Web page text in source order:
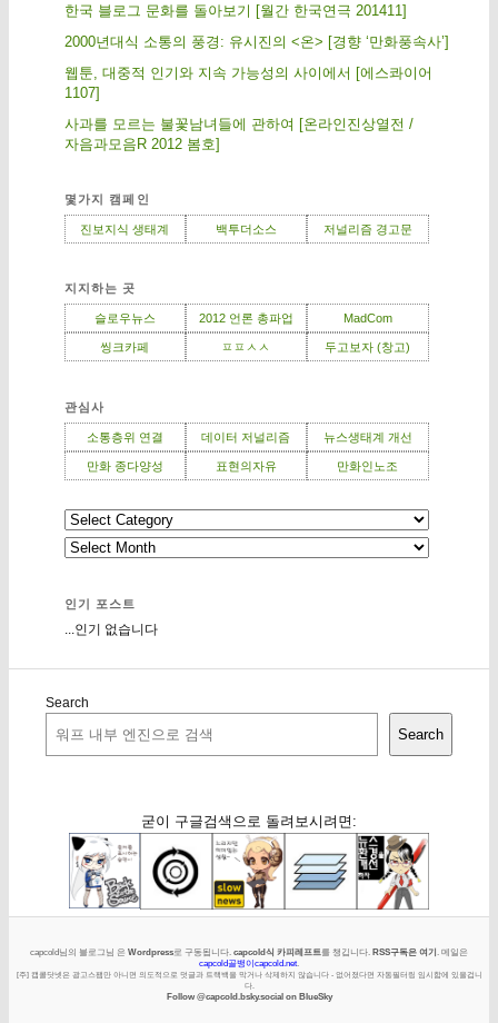
한국 블로그 문화를 돌아보기 [월간 한국연극 201411]
2000년대식 소통의 풍경: 유시진의 <온> [경향 ‘만화풍속사’]
웹툰, 대중적 인기와 지속 가능성의 사이에서 [에스콰이어
1107]
사과를 모르는 불꽃남녀들에 관하여 [온라인진상열전 /
자음과모음R 2012 봄호]
몇가지 캠페인
진보지식 생태계 백투더소스 저널리즘 경고문
지지하는 곳
슬로우뉴스 2012 언론 총파업 MadCom
씽크카페 ㅍㅍㅅㅅ 두고보자 (창고)
관심사
소통층위 연결 데이터 저널리즘 뉴스생태계 개선
만화 종다양성 표현의자유 만화인노조
인기 포스트
...인기 없습니다
Search
Search
굳이 구글검색으로 돌려보시려면:
capcold님의 블로그님 은 Wordpress로 구동됩니다. capcold식 카피레프트를 챙깁니다. RSS구독은 여기. 메일은
capcold골뱅이capcold.net.
[주] 캡콜닷넷은 광고스팸만 아니면 의도적으로 덧글과 트랙백을 막거나 삭제하지 않습니다 - 없어졌다면 자동필터링 임시함에 있을겁니
다.
Follow @capcold.bsky.social on BlueSky